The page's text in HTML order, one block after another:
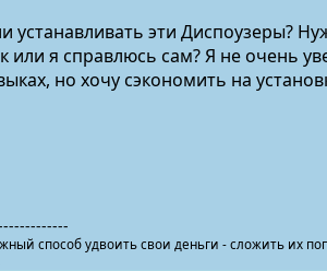
устанавливать эти Диспоузеры?
или я справлюсь сам? Я не очень
но хочу сэкономить на
способ удвоить свои деньги - сложить их